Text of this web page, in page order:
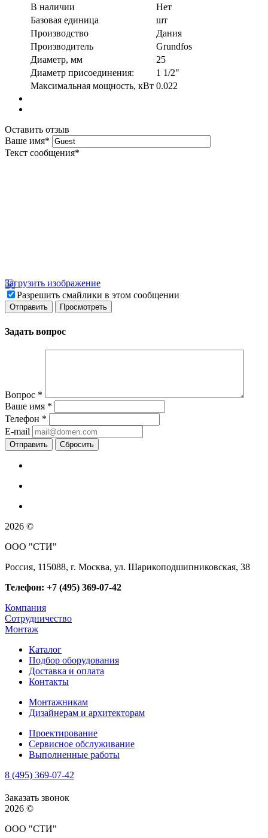
В наличии
Нет
Базовая единица
шт
Производство
Дания
Производитель
Grundfos
Диаметр, мм
25
Диаметр присоединения:
1 1/2"
Максимальная мощность, кВт 0.022
Оставить отзыв
Ваше имя*
Текст сообщения*
Загрузить изображение
Разрешить смайлики в этом сообщении
Задать вопрос
Вопрос *
Ваше имя *
Телефон *
E-mail
Сбросить
2026 ©
ООО "СТИ"
Россия, 115088, г. Москва, ул. Шарикоподшипниковская, 38
Телефон: +7 (495) 369-07-42
Компания
Сотрудничество
Монтаж
Каталог
Подбор оборудования
Доставка и оплата
Контакты
Монтажникам
Дизайнерам и архитекторам
Проектирование
Сервисное обслуживание
Выполненные работы
8 (495) 369-07-42
Заказать звонок
2026 ©
ООО "СТИ"